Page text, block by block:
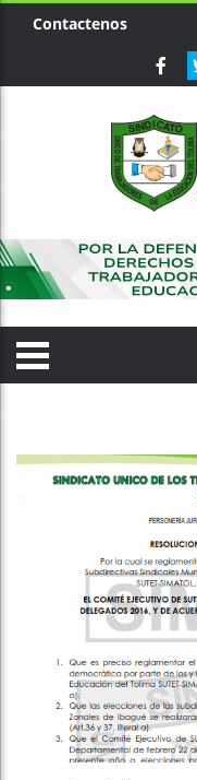
Contactenos